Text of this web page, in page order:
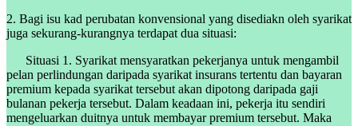
2. Bagi isu kad perubatan konvensional yang disediakn oleh syarikat
juga sekurang-kurangnya terdapat dua situasi:
Situasi 1. Syarikat mensyaratkan pekerjanya untuk mengambil
pelan perlindungan daripada syarikat insurans tertentu dan bayaran
premium kepada syarikat tersebut akan dipotong daripada gaji
bulanan pekerja tersebut. Dalam keadaan ini, pekerja itu sendiri
mengeluarkan duitnya untuk membayar premium tersebut. Maka